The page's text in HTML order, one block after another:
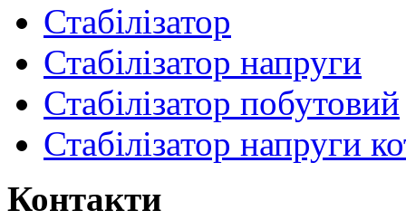
Стабілізатор
Стабілізатор напруги
Стабілізатор побутовий
Стабілізатор напруги
Контакти